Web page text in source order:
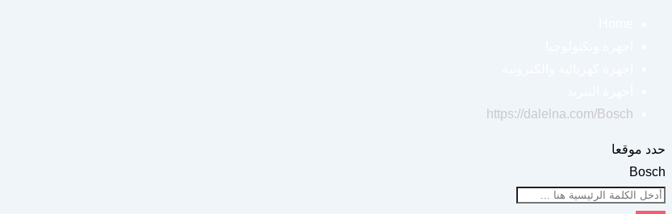
https://dalelna.com/Bosch
حدد موقعا
Bosch